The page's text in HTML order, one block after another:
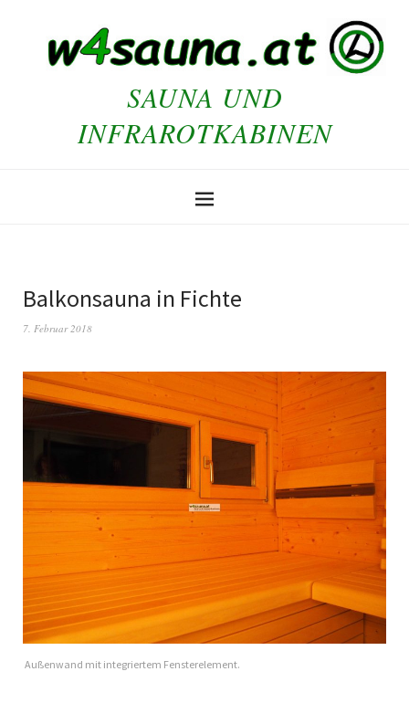
SAUNA UND
INFRAROTKABINEN
Balkonsauna in Fichte
7. Februar 2018
Außenwand mit integriertem Fensterelement.